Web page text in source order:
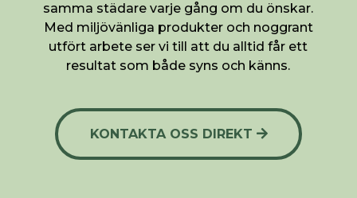
samma städare varje gång om du önskar.
Med miljövänliga produkter och noggrant
utfört arbete ser vi till att du alltid får ett
resultat som både syns och känns.
KONTAKTA OSS DIREKT